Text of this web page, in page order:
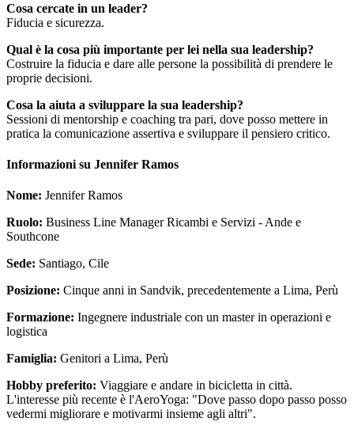
Cosa cercate in un leader?
Fiducia e sicurezza.
Qual è la cosa più importante per lei nella sua leadership?
Costruire la fiducia e dare alle persone la possibilità di prendere le
proprie decisioni.
Cosa la aiuta a sviluppare la sua leadership?
Sessioni di mentorship e coaching tra pari, dove posso mettere in
pratica la comunicazione assertiva e sviluppare il pensiero critico.
Informazioni su Jennifer Ramos
Nome: Jennifer Ramos
Ruolo: Business Line Manager Ricambi e Servizi - Ande e
Southcone
Sede: Santiago, Cile
Posizione: Cinque anni in Sandvik, precedentemente a Lima, Perù
Formazione: Ingegnere industriale con un master in operazioni e
logistica
Famiglia: Genitori a Lima, Perù
Hobby preferito: Viaggiare e andare in bicicletta in città.
L'interesse più recente è l'AeroYoga: "Dove passo dopo passo posso
vedermi migliorare e motivarmi insieme agli altri".